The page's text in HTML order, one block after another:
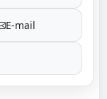
E-mail